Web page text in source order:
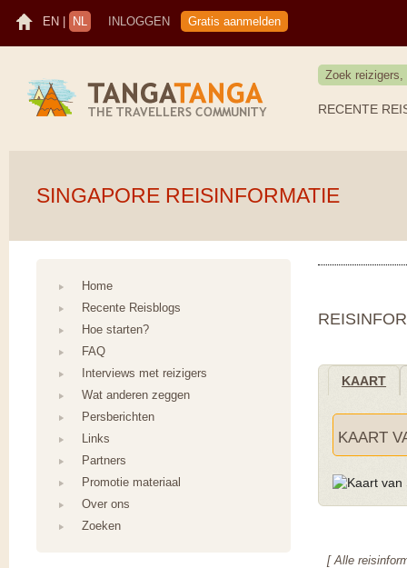
EN NL INLOGGEN Gratis aanmelden
RECENTE
SINGAPORE REISINFORMATIE
KAART
KAART
[ Alle
Home
Recente Reisblogs
Hoe starten?
FAQ
Interviews met reizigers
Wat anderen zeggen
Persberichten
Links
Partners
Promotie materiaal
Over ons
Zoeken